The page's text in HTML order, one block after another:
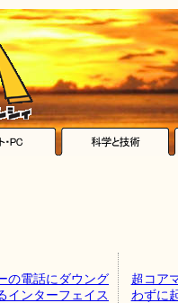
の電話にダウング
インターフェイス
超コア
わずに